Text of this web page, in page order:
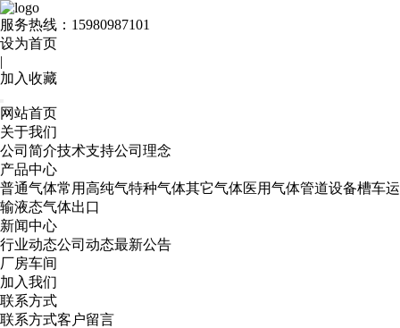
服务热线： 15980987101
设为首页
|
加入收藏
网站首页
关于我们
公司简介技术支持公司理念
产品中心
普通气体常用高纯气特种气体其它气体医用气体管道设备槽车运
输液态气体出口
新闻中心
行业动态公司动态最新公告
厂房车间
加入我们
联系方式
联系方式客户留言